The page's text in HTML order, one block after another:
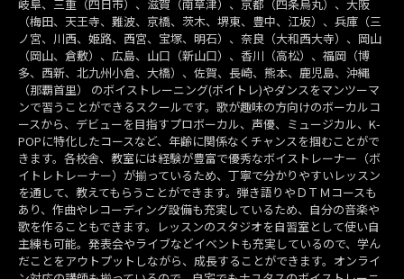
岐阜、三重（四日市）、滋賀（南草津）、京都（四条烏丸）、大阪
（梅田、天王寺、難波、京橋、茨木、堺東、豊中、江坂）、兵庫（三
ノ宮、川西、姫路、西宮、宝塚、明石）、奈良（大和西大寺）、岡山
（岡山、倉敷）、広島、山口（新山口）、香川（高松）、福岡（博
多、西新、北九州小倉、大橋）、佐賀、長崎、熊本、鹿児島、沖縄
（那覇首里） のボイストレーニング(ボイトレ)やダンスをマンツーマ
ンで習うことができるスクールです。歌が趣味の方向けのボーカルコ
ースから、デビューを目指すプロボーカル、声優、ミュージカル、K-
POPに特化したコースなど、年齢に関係なくチャンスを掴むことがで
きます。各校舎、教室には経験が豊富で優秀なボイストレーナー（ボ
イトレトレーナー）が揃っているため、丁寧で分かりやすいレッスン
を通して、教えてもらうことができます。弾き語りやＤＴＭコースも
あり、作曲やレコーディング設備も充実しているため、自分の音楽や
歌を作ることもできます。レッスンのスタジオを自習室として使い自
主練も可能。発表会やライブなどイベントも充実しているので、学ん
だことをアウトプットしながら、成長することができます。オンライ